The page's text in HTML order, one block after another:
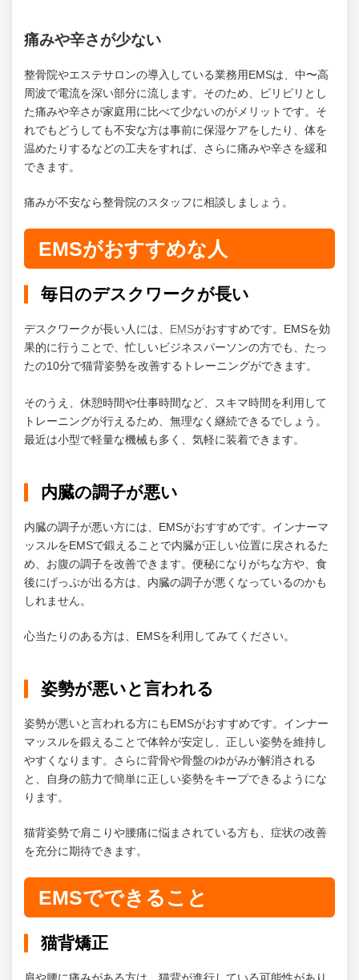
痛みや辛さが少ない
整骨院やエステサロンの導入している業務用EMSは、中〜高
周波で電流を深い部分に流します。そのため、ピリピリとし
た痛みや辛さが家庭用に比べて少ないのがメリットです。そ
れでもどうしても不安な方は事前に保湿ケアをしたり、体を
温めたりするなどの工夫をすれば、さらに痛みや辛さを緩和
できます。
痛みが不安なら整骨院のスタッフに相談しましょう。
EMSがおすすめな人
毎日のデスクワークが長い
デスクワークが長い人には、 EMSがおすすめです。EMSを効
果的に行うことで、忙しいビジネスパーソンの方でも、たっ
たの10分で猫背姿勢を改善するトレーニングができます。
そのうえ、休憩時間や仕事時間など、スキマ時間を利用して
トレーニングが行えるため、無理なく継続できるでしょう。
最近は小型で軽量な機械も多く、気軽に装着できます。
内臓の調子が悪い
内臓の調子が悪い方には、EMSがおすすめです。インナーマ
ッスルをEMSで鍛えることで内臓が正しい位置に戻されるた
め、お腹の調子を改善できます。便秘になりがちな方や、食
後にげっぷが出る方は、内臓の調子が悪くなっているのかも
しれません。
心当たりのある方は、EMSを利用してみてください。
姿勢が悪いと言われる
姿勢が悪いと言われる方にもEMSがおすすめです。インナー
マッスルを鍛えることで体幹が安定し、正しい姿勢を維持し
やすくなります。さらに背骨や骨盤のゆがみが解消される
と、自身の筋力で簡単に正しい姿勢をキープできるようにな
ります。
猫背姿勢で肩こりや腰痛に悩まされている方も、症状の改善
を充分に期待できます。
EMSでできること
猫背矯正